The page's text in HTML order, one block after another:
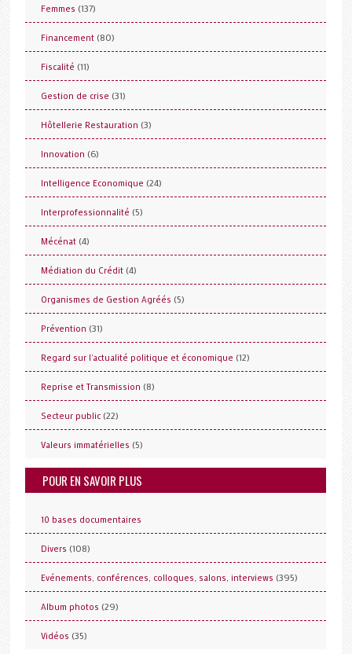
Femmes (137)
Financement (80)
Fiscalité (11)
Gestion de crise (31)
Hôtellerie Restauration (3)
Innovation (6)
Intelligence Economique (24)
Interprofessionnalité (5)
Mécénat (4)
Médiation du Crédit (4)
Organismes de Gestion Agréés (5)
Prévention (31)
Regard sur l'actualité politique et économique (12)
Reprise et Transmission (8)
Secteur public (22)
Valeurs immatérielles (5)
POUR EN SAVOIR PLUS
10 bases documentaires
Divers (108)
Evénements, conférences, colloques, salons, interviews (395)
Album photos (29)
Vidéos (35)